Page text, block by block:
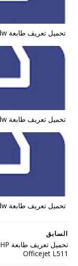
تحميل تعريف طابعة HP Color Laserjet Pro M478fdw
تحميل تعريف طابعة HP Laserjet Pro M478fdw
تحميل تعريف طابعة HP Color Laserjet Pro M476dw
السابق
تحميل تعريف طابعة HP
Officejet L511